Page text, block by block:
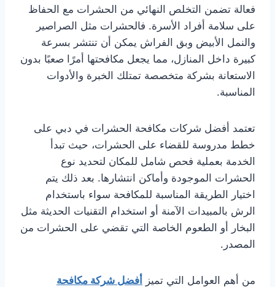
فعالة تضمن التخلص النهائي من الحشرات مع الحفاظ
على سلامة أفراد الأسرة. فالحشرات مثل الصراصير
والنمل الأبيض وبق الفراش يمكن أن تنتشر بسرعة
كبيرة داخل المنازل، مما يجعل مكافحتها أمرًا صعبًا بدون
الاستعانة بشركة متخصصة تمتلك الخبرة والأدوات
المناسبة.
تعتمد أفضل شركات مكافحة الحشرات في دبي على
خطط مدروسة للقضاء على الحشرات، حيث تبدأ
الخدمة بعملية فحص شامل للمكان لتحديد نوع
الحشرات الموجودة وأماكن انتشارها. بعد ذلك يتم
اختيار الطريقة المناسبة للمكافحة سواء باستخدام
الرش بالمبيدات الآمنة أو استخدام التقنيات الحديثة مثل
البخار أو الطعوم الخاصة التي تقضي على الحشرات من
المصدر.
من أهم العوامل التي تميز
أفضل شركة مكافحة